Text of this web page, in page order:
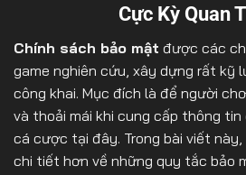
Cực Kỳ Quan
Chính sách bảo mật được các
game nghiên cứu, xây dựng rất kỹ
công khai. Mục đích là để người
và thoải mái khi cung cấp thông
cá cược tại đây. Trong bài viết này,
chi tiết hơn về những quy tắc bảo